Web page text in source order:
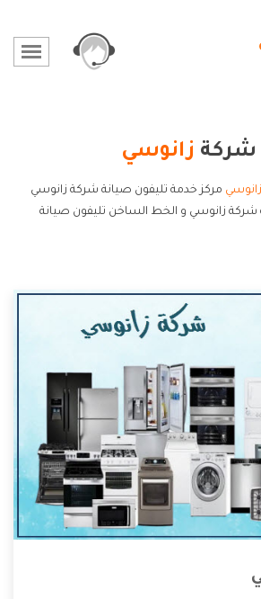
شركة زانوسي
زانوسي مركز خدمة تليفون صيانة شركة زانوسي
شركة زانوسي و الخط الساخن تليفون صيانة